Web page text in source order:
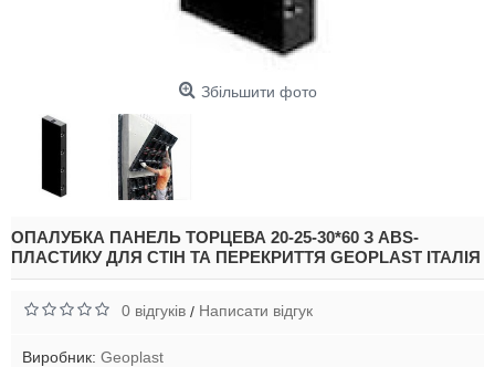
Збільшити фото
ОПАЛУБКА ПАНЕЛЬ ТОРЦЕВА 20-25-30*60 З ABS-
ПЛАСТИКУ ДЛЯ СТІН ТА ПЕРЕКРИТТЯ GEOPLAST ІТАЛІЯ
0 відгуків / Написати відгук
Виробник: Geoplast